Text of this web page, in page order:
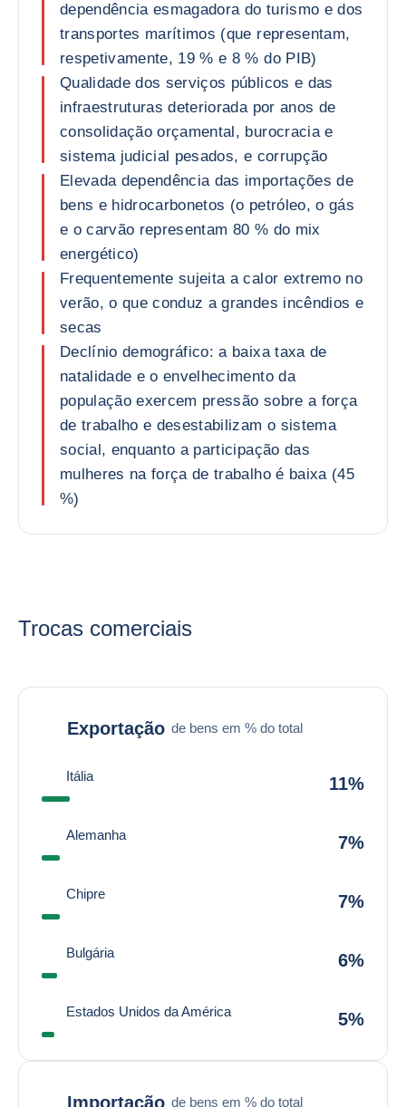
dependência esmagadora do turismo e dos
transportes marítimos (que representam,
respetivamente, 19 % e 8 % do PIB)
Qualidade dos serviços públicos e das
infraestruturas deteriorada por anos de
consolidação orçamental, burocracia e
sistema judicial pesados, e corrupção
Elevada dependência das importações de
bens e hidrocarbonetos (o petróleo, o gás
e o carvão representam 80 % do mix
energético)
Frequentemente sujeita a calor extremo no
verão, o que conduz a grandes incêndios e
secas
Declínio demográfico: a baixa taxa de
natalidade e o envelhecimento da
população exercem pressão sobre a força
de trabalho e desestabilizam o sistema
social, enquanto a participação das
mulheres na força de trabalho é baixa (45
%)
Trocas comerciais
Exportação de bens em % do total
Itália 11%
Alemanha 7%
Chipre 7%
Bulgária 6%
Estados Unidos da América 5%
Importação de bens em % do total